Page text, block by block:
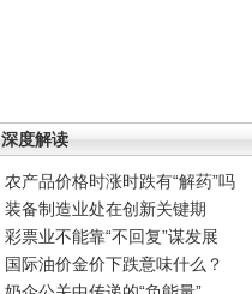
深度解读
农产品价格时涨时跌有“解药”吗
装备制造业处在创新关键期
彩票业不能靠“不回复”谋发展
国际油价金价下跌意味什么？